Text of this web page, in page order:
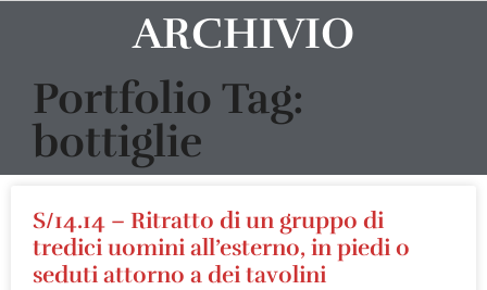
ARCHIVIO
Portfolio Tag:
bottiglie
S/14.14 – Ritratto di un gruppo di
tredici uomini all’esterno, in piedi o
seduti attorno a dei tavolini